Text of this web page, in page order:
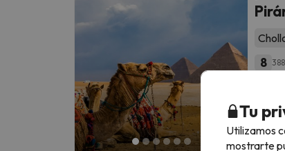
8
Tu
Utilizamos
mostrarte